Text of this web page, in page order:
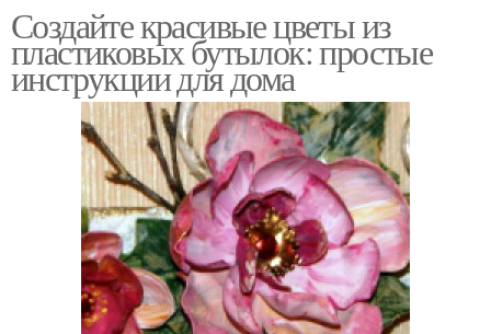
Создайте красивые цветы из
пластиковых бутылок: простые
инструкции для дома